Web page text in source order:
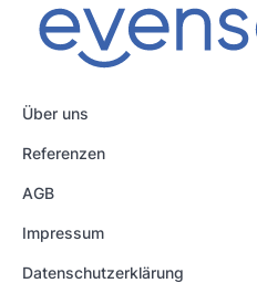
Über uns
Referenzen
AGB
Impressum
Datenschutzerklärung